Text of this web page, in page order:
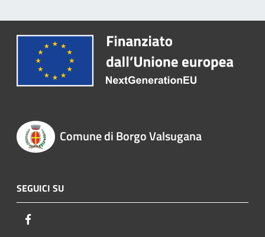
Comune di Borgo Valsugana
SEGUICI SU